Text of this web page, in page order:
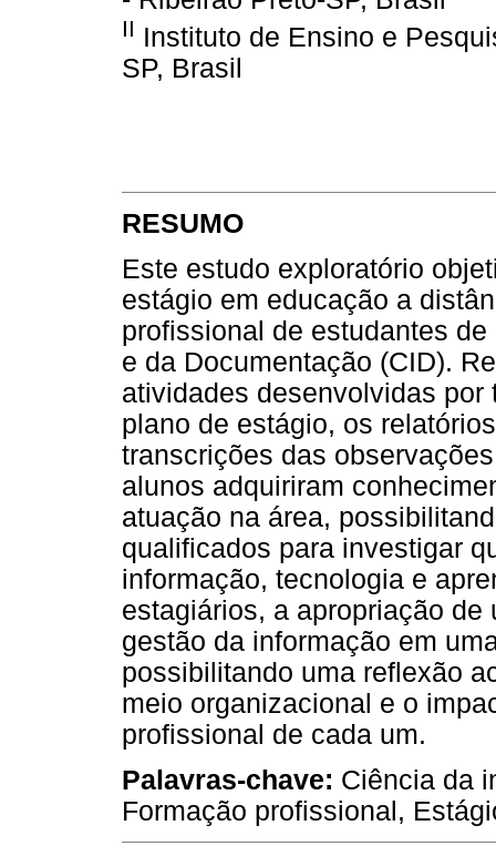
II Instituto de Ensino e
SP, Brasil
RESUMO
Este estudo exploratório
estágio em educação a
profissional de estudantes
e da Documentação (CID).
atividades desenvolvidas
plano de estágio, os
transcrições das
alunos adquiriram
atuação na área,
qualificados para investigar
informação, tecnologia e
estagiários, a apropriação
gestão da informação em
possibilitando uma reflexão
meio organizacional e o
profissional de cada um.
Palavras-chave: Ciência da
Formação profissional,